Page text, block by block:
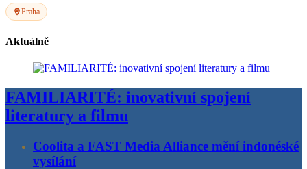
Praha
Aktuálně
FAMILIARITÉ: inovativní spojení
literatury a filmu
Coolita a FAST Media Alliance mění indonéské
vysílání